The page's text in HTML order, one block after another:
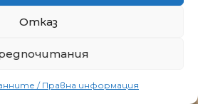
Отказ
/ Правна информация
bg.com